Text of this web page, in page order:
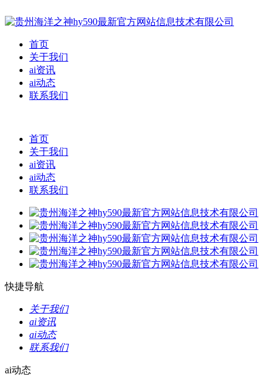
首页
关于我们
ai资讯
ai动态
联系我们
首页
关于我们
ai资讯
ai动态
联系我们
快捷导航
关于我们
ai资讯
ai动态
联系我们
ai动态